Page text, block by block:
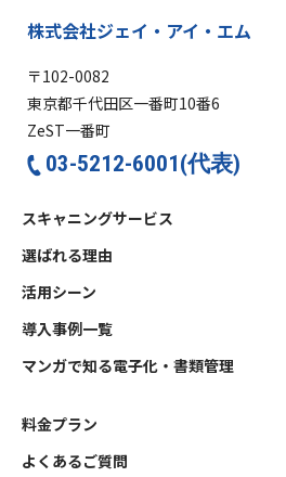
株式会社ジェイ・アイ・エム
〒102-0082
東京都千代田区一番町10番6
ZeST一番町
03-5212-6001(代表)
スキャニングサービス
選ばれる理由
活用シーン
導入事例一覧
マンガで知る電子化・書類管理
料金プラン
よくあるご質問